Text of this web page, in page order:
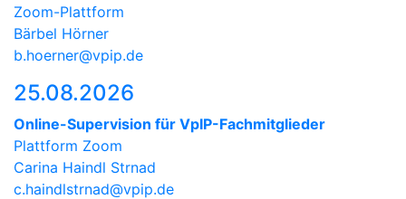
Zoom-Plattform
Bärbel Hörner
b.hoerner@vpip.de
25.08.2026
Online-Supervision für VpIP-Fachmitglieder
Plattform Zoom
Carina Haindl Strnad
c.haindlstrnad@vpip.de